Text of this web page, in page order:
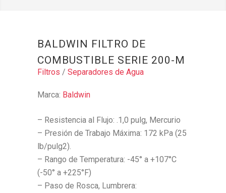
BALDWIN FILTRO DE
COMBUSTIBLE SERIE 200-M
Filtros / Separadores de Agua
Marca: Baldwin
– Resistencia al Flujo: .1,0 pulg, Mercurio
– Presión de Trabajo Máxima: 172 kPa (25
lb/pulg2).
– Rango de Temperatura: -45° a +107°C
(-50° a +225°F)
– Paso de Rosca, Lumbrera: